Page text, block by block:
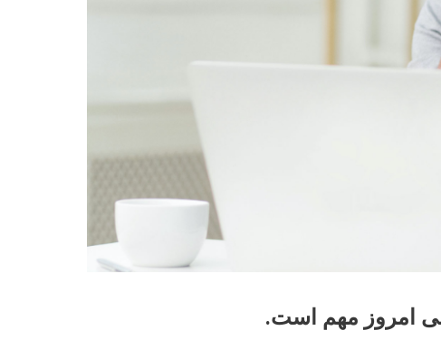
امروز مهم است.